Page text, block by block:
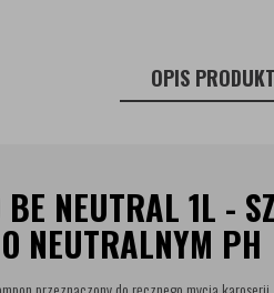
OPIS
NEUTRAL 1L -
NEUTRALNYM PH